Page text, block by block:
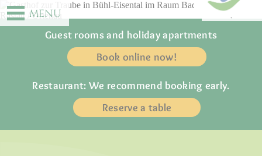
MENU DE
Guest rooms and holiday apartments
Book online now!
Restaurant: We recommend booking early.
Reserve a table